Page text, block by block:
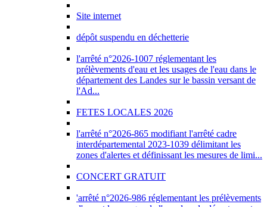
Site internet
dépôt suspendu en déchetterie
l'arrêté n°2026-1007 réglementant les
prélèvements d'eau et les usages de l'eau dans le
département des Landes sur le bassin versant de
l'Ad...
FETES LOCALES 2026
l'arrêté n°2026-865 modifiant l'arrêté cadre
interdépartemental 2023-1039 délimitant les
zones d'alertes et définissant les mesures de limi...
CONCERT GRATUIT
'arrêté n°2026-986 réglementant les prélèvements